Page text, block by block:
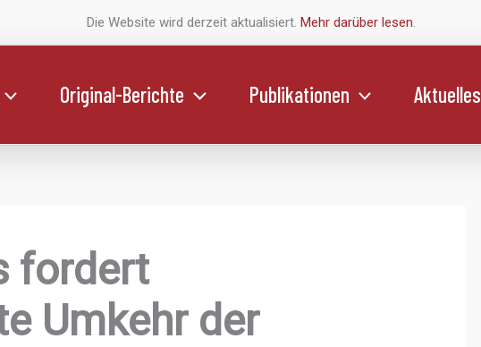
Die Website wird derzeit aktualisiert. Mehr darüber lesen.
Original-Berichte Publikationen Aktuelles
fordert
Umkehr der